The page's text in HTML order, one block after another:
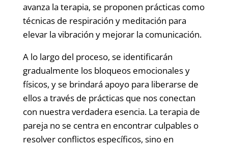
avanza la terapia, se proponen prácticas como
técnicas de respiración y meditación para
elevar la vibración y mejorar la comunicación.
A lo largo del proceso, se identificarán
gradualmente los bloqueos emocionales y
físicos, y se brindará apoyo para liberarse de
ellos a través de prácticas que nos conectan
con nuestra verdadera esencia. La terapia de
pareja no se centra en encontrar culpables o
resolver conflictos específicos, sino en